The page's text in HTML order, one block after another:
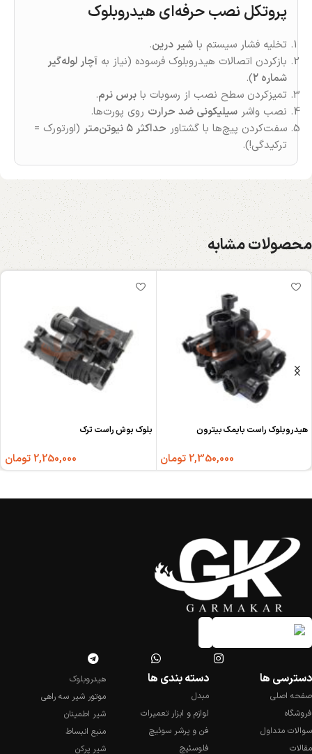
پروتکل نصب حرفه‌ای هیدروبلوک
تخلیه فشار سیستم با شیر درین.
بازکردن اتصالات هیدروبلوک فرسوده (نیاز به آچار لوله‌گیر
شماره ۲
).
تمیزکردن سطح نصب از رسوبات با برس نرم.
نصب واشر سیلیکونی ضد حرارت روی پورت‌ها.
سفت‌کردن پیچ‌ها با گشتاور حداکثر ۵ نیوتن‌متر
(اورتورک =
ترکیدگی!).
محصولات مشابه
هیدروبلوک راست بایمک بیترون
2,350,000تومان
بلوک بوش راست ترک
2,250,000تومان
دسترسی ها
صفحه اصلی
فروشگاه
سوالات متداول
مقالات
دسته بندی ها
مبدل
لوازم و ابزار تعمیرات
فن و پرشر سوئیچ
فلوسئیچ
هیدروبلوک
موتور شیر سه راهی
شیر اطمینان
منبع انبساط
شیر پرکن